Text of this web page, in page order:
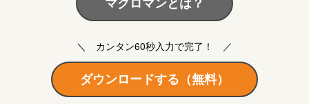
マクロマンとは？
＼ カンタン60秒入力で完了！ ／
ダウンロードする（無料）